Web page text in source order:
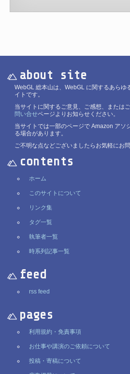
about site
WebGL 総本山は、WebGL に関するあらゆ
イトです。
当サイトに関するご意見、ご感想、または
問い合せページよりお知らせください。
当サイトでは一部のページで Amazon アソ
る場合があります。
ご不明な点などございましたらお気軽にお
contents
ホーム
このサイトについて
リンク集
タグ一覧
執筆者一覧
時系列記事一覧
feed
rss feed
pages
利用規約・免責事項
お仕事や講演のご依頼について
投稿・寄稿について